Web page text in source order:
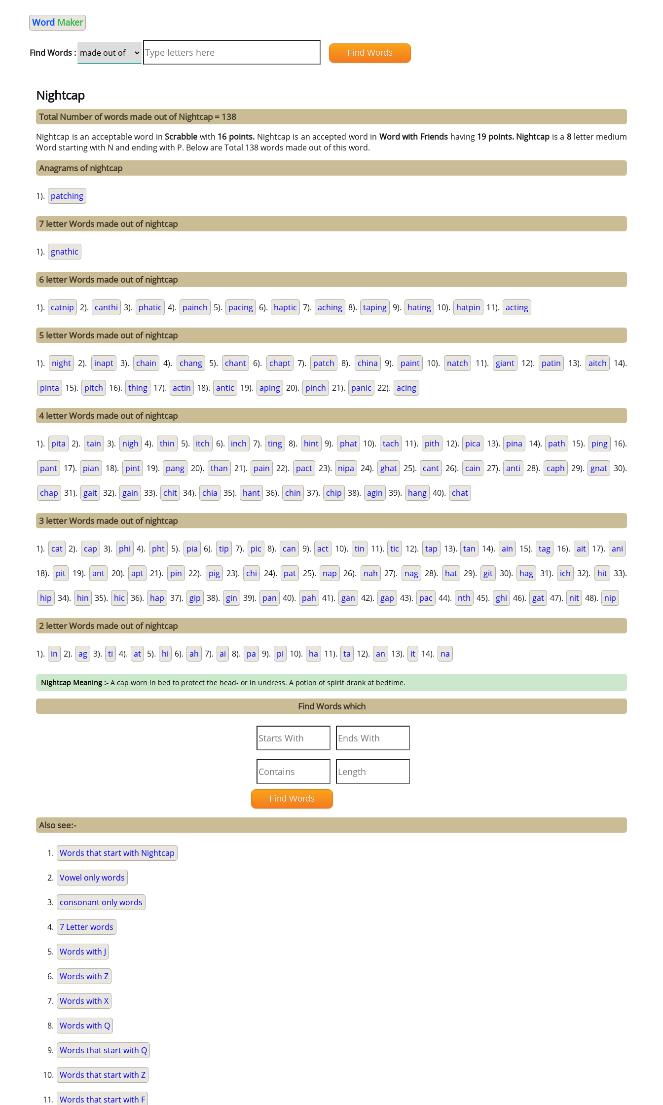
Word Maker
Find Words :
Nightcap
Total Number of words made out of Nightcap = 138
Nightcap is an acceptable word inScrabble with 16 points. Nightcap is an accepted word in Word with Friends having 19 points. Nightcap is a 8letter medium
Word starting with N and ending with P. Below are Total 138 words made out of this word.
Anagrams of nightcap
1). patching
7 letter Words made out of nightcap
1). gnathic
6 letter Words made out of nightcap
1). catnip 2). canthi 3). phatic 4). painch 5). pacing 6). haptic 7). aching 8). taping 9). hating 10). hatpin 11). acting
5 letter Words made out of nightcap
1). night 2). inapt 3). chain 4). chang 5). chant 6). chapt 7). patch 8). china 9). paint 10). natch 11). giant 12). patin 13). aitch 14).
pinta 15). pitch 16). thing 17). actin 18). antic 19). aping 20). pinch 21). panic 22). acing
4 letter Words made out of nightcap
1). pita 2). tain 3). nigh 4). thin 5). itch 6). inch 7). ting 8). hint 9). phat 10). tach 11). pith 12). pica 13). pina 14). path 15). ping 16).
pant 17). pian 18). pint 19). pang 20). than 21). pain 22). pact 23). nipa 24). ghat 25). cant 26). cain 27). anti 28). caph 29). gnat 30).
chap 31). gait 32). gain 33). chit 34). chia 35). hant 36). chin 37). chip 38). agin 39). hang 40). chat
3 letter Words made out of nightcap
1). cat 2). cap 3). phi 4). pht 5). pia 6). tip 7). pic 8). can 9). act 10). tin 11). tic 12). tap 13). tan 14). ain 15). tag 16). ait 17). ani
18). pit 19). ant 20). apt 21). pin 22). pig 23). chi 24). pat 25). nap 26). nah 27). nag 28). hat 29). git 30). hag 31). ich 32). hit 33).
hip 34). hin 35). hic 36). hap 37). gip 38). gin 39). pan 40). pah 41). gan 42). gap 43). pac 44). nth 45). ghi 46). gat 47). nit 48). nip
2 letter Words made out of nightcap
1). in 2). ag 3). ti 4). at 5). hi 6). ah 7). ai 8). pa 9). pi 10). ha 11). ta 12). an 13). it 14). na
Nightcap Meaning :- A cap worn in bed to protect the head- or in undress. A potion of spirit drank at bedtime.
Find Words which
Also see:-
Words that start with Nightcap
Vowel only words
consonant only words
7 Letter words
Words with J
Words with Z
Words with X
Words with Q
Words that start with Q
Words that start with Z
Words that start with F